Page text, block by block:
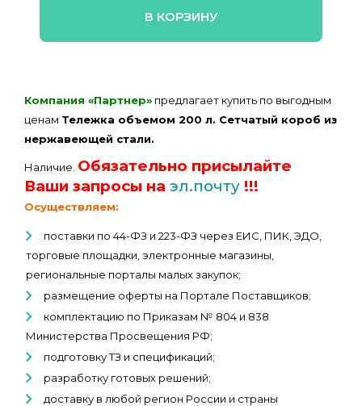
В КОРЗИНУ
Компания «Партнер» предлагает купить по выгодным
ценам Тележка объемом 200 л. Сетчатый короб из
нержавеющей стали.
Наличие. Обязательно присылайте
Ваши запросы на эл.почту !!!
Осуществляем:
поставки по 44-ФЗ и 223-ФЗ через ЕИС, ПИК, ЭДО,
торговые площадки, электронные магазины,
региональные порталы малых закупок;
размещение оферты на Портале Поставщиков;
комплектацию по Приказам № 804 и 838
Министерства Просвещения РФ;
подготовку ТЗ и спецификаций;
разработку готовых решений;
доставку в любой регион России и страны